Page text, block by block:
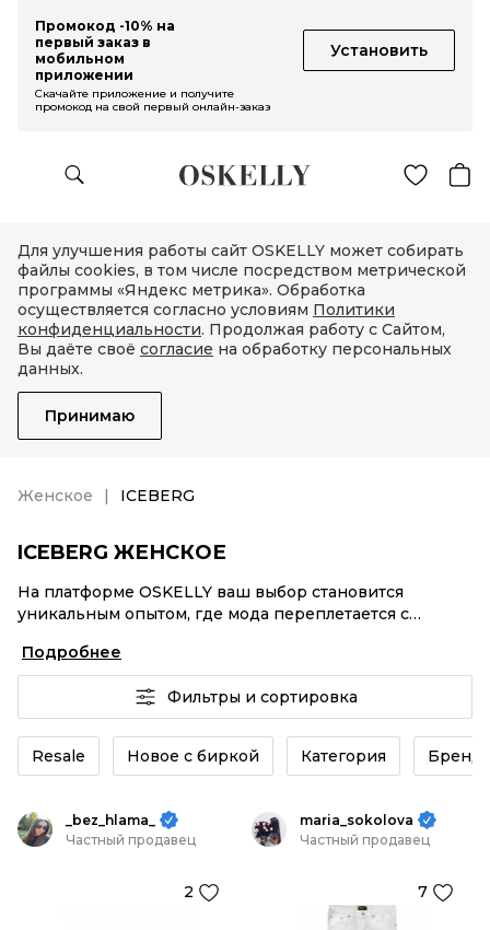
Промокод -10% на
первый заказ в
мобильном
приложении
Установить
Скачайте приложение и получите
промокод на свой первый онлайн-заказ
Для улучшения работы сайт OSKELLY может собирать
файлы cookies, в том числе посредством метрической
программы «Яндекс метрика». Обработка
осуществляется согласно условиям Политики
конфиденциальности. Продолжая работу с Сайтом,
Вы даёте своё согласие на обработку персональных
данных.
Принимаю
Женское ICEBERG
ICEBERG ЖЕНСКОЕ
На платформе OSKELLY ваш выбор становится
уникальным опытом, где мода переплетается с
аутентификация каждого заказа – ICEBERG Женское
от селлеров OSKELLY с быстрой доставкой по России.
Ваш стиль не ждет, и мы тоже! Винтажные изделия
или ICEBERG Женское из новых коллекций –
заказывайте на сайте или в приложении OSKELLY с
целой экосистемой инструментов.
Подробнее
Фильтры и сортировка
Resale Новое с биркой Категория Бренд
_bez_hlama_
Частный продавец
2
maria_sokolova
Частный продавец
7